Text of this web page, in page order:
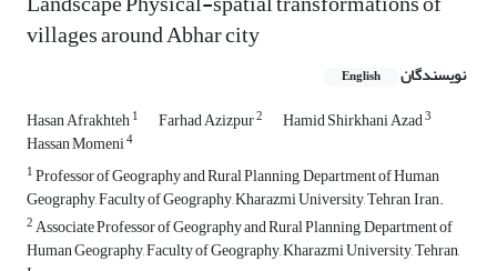
villages around Abhar city
نویسندگان English
Hasan Afrakhteh1 Farhad Azizpur2 Hamid Shirkhani Azad3
Hassan Momeni4
1Professor of Geography and Rural Planning, Department of Human
Geography, Faculty of Geography, Kharazmi University, Tehran, Iran.
2Associate Professor of Geography and Rural Planning, Department of
Human Geography, Faculty of Geography, Kharazmi University, Tehran,